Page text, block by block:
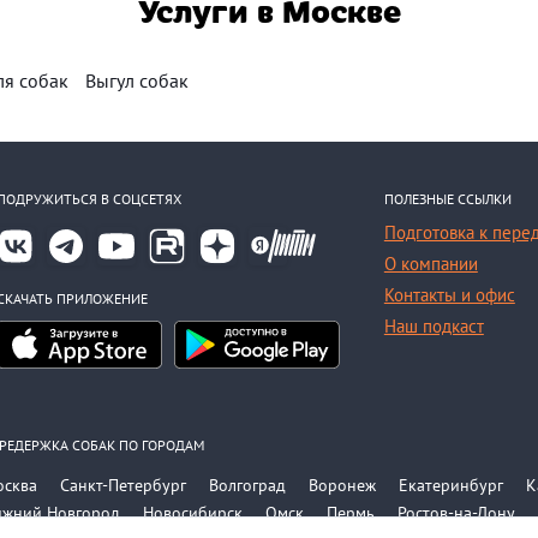
Услуги в Москве
собак Выгул собак
В СОЦСЕТЯХ
ПРИЛОЖЕНИЕ
ПОЛЕЗНЫЕ ССЫЛКИ
Подготовка к
О компании
Контакты и офис
Наш подкаст
СОБАК ПО ГОРОДАМ
Санкт-Петербург Волгоград Воронеж Екатеринбург
Новгород
Новосибирск Омск Пермь
Ростов-на-Дону